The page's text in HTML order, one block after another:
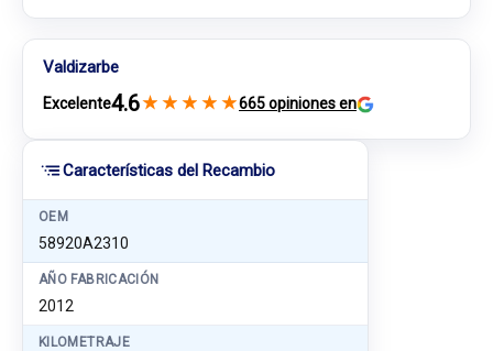
Características del Recambio
OEM
58920A2310
AÑO FABRICACIÓN
2012
KILOMETRAJE
Valdizarbe
Excelente4.6★ ★ ★ ★ ★665 opiniones en